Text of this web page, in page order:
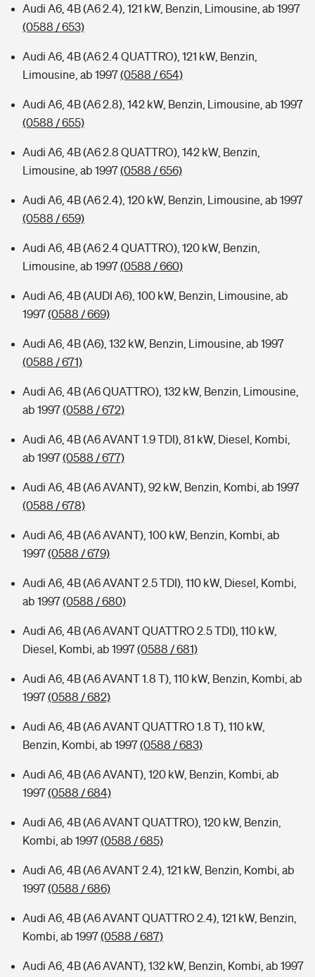
Audi A6, 4B (A6 2.4), 121 kW, Benzin, Limousine, ab 1997
(0588 / 653)
Audi A6, 4B (A6 2.4 QUATTRO), 121 kW, Benzin,
Limousine, ab 1997(0588 / 654)
Audi A6, 4B (A6 2.8), 142 kW, Benzin, Limousine, ab 1997
(0588 / 655)
Audi A6, 4B (A6 2.8 QUATTRO), 142 kW, Benzin,
Limousine, ab 1997(0588 / 656)
Audi A6, 4B (A6 2.4), 120 kW, Benzin, Limousine, ab 1997
(0588 / 659)
Audi A6, 4B (A6 2.4 QUATTRO), 120 kW, Benzin,
Limousine, ab 1997(0588 / 660)
Audi A6, 4B (AUDI A6), 100 kW, Benzin, Limousine, ab
1997(0588 / 669)
Audi A6, 4B (A6), 132 kW, Benzin, Limousine, ab 1997
(0588 / 671)
Audi A6, 4B (A6 QUATTRO), 132 kW, Benzin, Limousine,
ab 1997(0588 / 672)
Audi A6, 4B (A6 AVANT 1.9 TDI), 81 kW, Diesel, Kombi,
ab 1997(0588 / 677)
Audi A6, 4B (A6 AVANT), 92 kW, Benzin, Kombi, ab 1997
(0588 / 678)
Audi A6, 4B (A6 AVANT), 100 kW, Benzin, Kombi, ab
1997(0588 / 679)
Audi A6, 4B (A6 AVANT 2.5 TDI), 110 kW, Diesel, Kombi,
ab 1997(0588 / 680)
Audi A6, 4B (A6 AVANT QUATTRO 2.5 TDI), 110 kW,
Diesel, Kombi, ab 1997(0588 / 681)
Audi A6, 4B (A6 AVANT 1.8 T), 110 kW, Benzin, Kombi, ab
1997(0588 / 682)
Audi A6, 4B (A6 AVANT QUATTRO 1.8 T), 110 kW,
Benzin, Kombi, ab 1997(0588 / 683)
Audi A6, 4B (A6 AVANT), 120 kW, Benzin, Kombi, ab
1997(0588 / 684)
Audi A6, 4B (A6 AVANT QUATTRO), 120 kW, Benzin,
Kombi, ab 1997(0588 / 685)
Audi A6, 4B (A6 AVANT 2.4), 121 kW, Benzin, Kombi, ab
1997(0588 / 686)
Audi A6, 4B (A6 AVANT QUATTRO 2.4), 121 kW, Benzin,
Kombi, ab 1997(0588 / 687)
Audi A6, 4B (A6 AVANT), 132 kW, Benzin, Kombi, ab 1997